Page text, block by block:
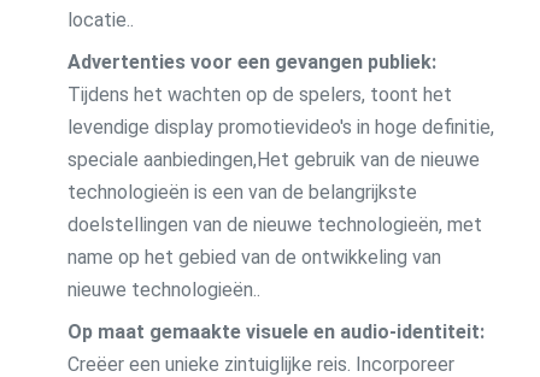
locatie..
Advertenties voor een gevangen publiek:
Tijdens het wachten op de spelers, toont het
levendige display promotievideo's in hoge definitie,
speciale aanbiedingen,Het gebruik van de nieuwe
technologieën is een van de belangrijkste
doelstellingen van de nieuwe technologieën, met
name op het gebied van de ontwikkeling van
nieuwe technologieën..
Op maat gemaakte visuele en audio-identiteit:
Creëer een unieke zintuiglijke reis. Incorporeer